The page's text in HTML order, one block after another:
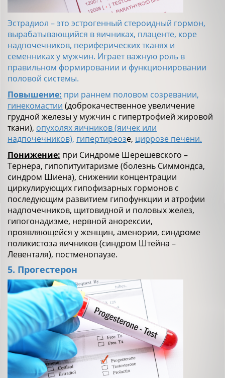
Эстрадиол – это эстрогенный стероидный гормон,
вырабатывающийся в яичниках, плаценте, коре
надпочечников, периферических тканях и
семенниках у мужчин. Играет важную роль в
правильном формировании и функционировании
половой системы.
Повышение: при раннем половом созревании,
гинекомастии (доброкачественное увеличение
грудной железы у мужчин с гипертрофией жировой
ткани), опухолях яичников (яичек или
надпочечников), гипертиреозе, циррозе печени.
Понижение: при Синдроме Шерешевского –
Тернера, гипопитуитаризме (болезнь Симмондса,
синдром Шиена), снижении концентрации
циркулирующих гипофизарных гормонов с
последующим развитием гипофункции и атрофии
надпочечников, щитовидной и половых желез,
гипогонадизме, нервной анорексии,
проявляющейся у женщин, аменории, синдроме
поликистоза яичников (синдром Штейна –
Левенталя), постменопаузе.
5. Прогестерон